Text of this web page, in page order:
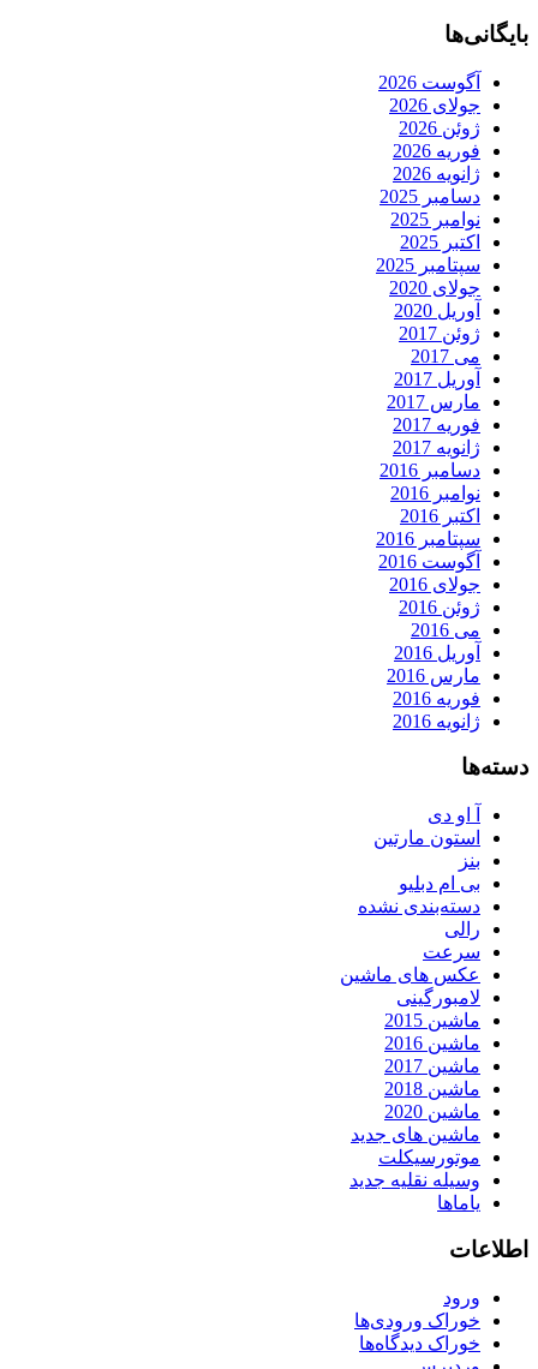
بایگانی‌ها
آگوست 2026
جولای 2026
ژوئن 2026
فوریه 2026
ژانویه 2026
دسامبر 2025
نوامبر 2025
اکتبر 2025
سپتامبر 2025
جولای 2020
آوریل 2020
ژوئن 2017
می 2017
آوریل 2017
مارس 2017
فوریه 2017
ژانویه 2017
دسامبر 2016
نوامبر 2016
اکتبر 2016
سپتامبر 2016
آگوست 2016
جولای 2016
ژوئن 2016
می 2016
آوریل 2016
مارس 2016
فوریه 2016
ژانویه 2016
دسته‌ها
آ او دی
استون مارتین
بنز
بی ام دبلیو
دسته‌بندی نشده
رالی
سرعت
عکس های ماشین
لامبورگینی
ماشین 2015
ماشین 2016
ماشین 2017
ماشین 2018
ماشین 2020
ماشین های جدید
موتورسیکلت
وسیله نقلیه جدید
یاماها
اطلاعات
ورود
خوراک ورودی‌ها
خوراک دیدگاه‌ها